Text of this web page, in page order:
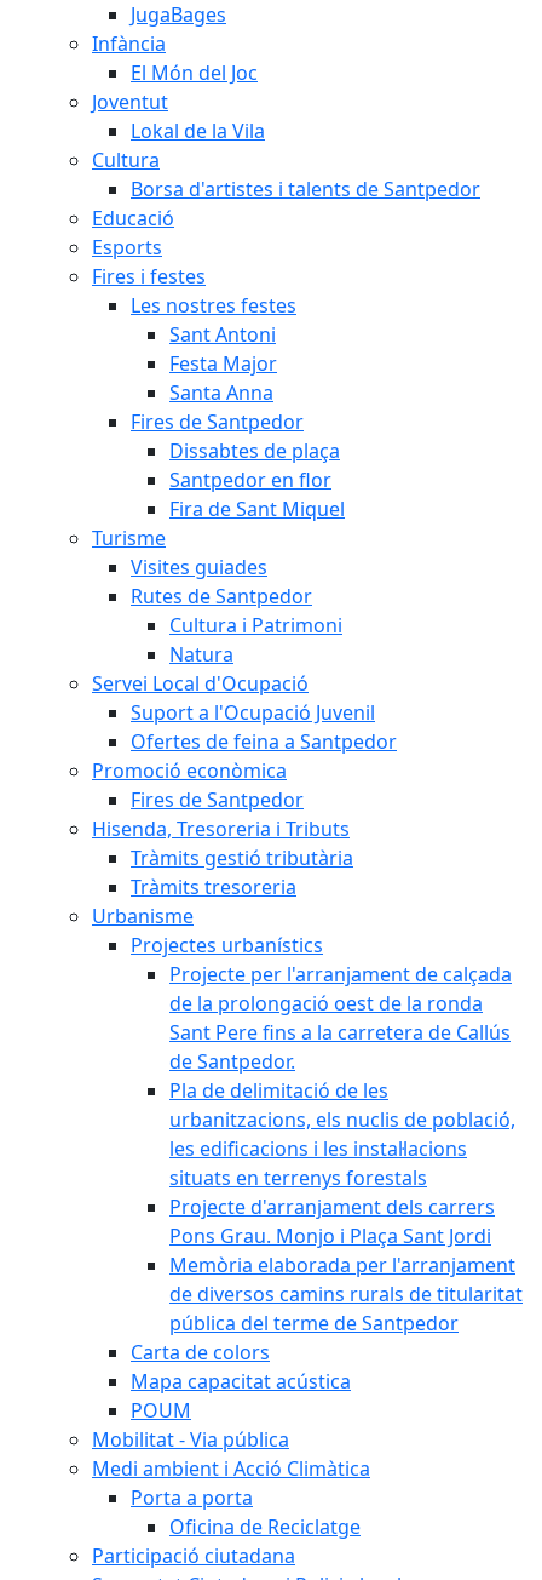
JugaBages
Infància
El Món del Joc
Joventut
Lokal de la Vila
Cultura
Borsa d'artistes i talents de Santpedor
Educació
Esports
Fires i festes
Les nostres festes
Sant Antoni
Festa Major
Santa Anna
Fires de Santpedor
Dissabtes de plaça
Santpedor en flor
Fira de Sant Miquel
Turisme
Visites guiades
Rutes de Santpedor
Cultura i Patrimoni
Natura
Servei Local d'Ocupació
Suport a l'Ocupació Juvenil
Ofertes de feina a Santpedor
Promoció econòmica
Fires de Santpedor
Hisenda, Tresoreria i Tributs
Tràmits gestió tributària
Tràmits tresoreria
Urbanisme
Projectes urbanístics
Projecte per l'arranjament de calçada
de la prolongació oest de la ronda
Sant Pere fins a la carretera de Callús
de Santpedor.
Pla de delimitació de les
urbanitzacions, els nuclis de població,
les edificacions i les instal·lacions
situats en terrenys forestals
Projecte d'arranjament dels carrers
Pons Grau. Monjo i Plaça Sant Jordi
Memòria elaborada per l'arranjament
de diversos camins rurals de titularitat
pública del terme de Santpedor
Carta de colors
Mapa capacitat acústica
POUM
Mobilitat - Via pública
Medi ambient i Acció Climàtica
Porta a porta
Oficina de Reciclatge
Participació ciutadana